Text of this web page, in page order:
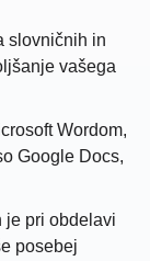
slovničnih in
vašega
Wordom,
Google Docs,
je pri obdelavi
posebej